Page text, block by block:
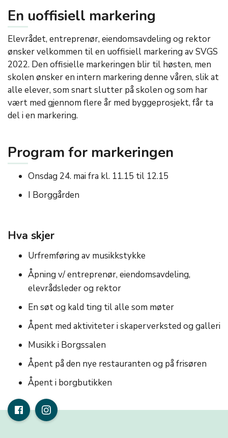
En uoffisiell markering
Elevrådet, entreprenør, eiendomsavdeling og rektor
ønsker velkommen til en uoffisiell markering av SVGS
2022. Den offisielle markeringen blir til høsten, men
skolen ønsker en intern markering denne våren, slik at
alle elever, som snart slutter på skolen og som har
vært med gjennom flere år med byggeprosjekt, får ta
del i en markering.
Program for markeringen
Onsdag 24. mai fra kl. 11.15 til 12.15
I Borggården
Hva skjer
Urfremføring av musikkstykke
Åpning v/ entreprenør, eiendomsavdeling,
elevrådsleder og rektor
En søt og kald ting til alle som møter
Åpent med aktiviteter i skaperverksted og galleri
Musikk i Borgssalen
Åpent på den nye restauranten og på frisøren
Åpent i borgbutikken